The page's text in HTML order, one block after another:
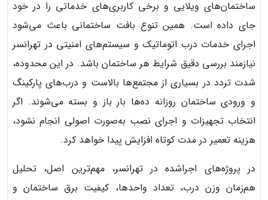
ساختمان‌های ویلایی و برخی کاربری‌های خدماتی را در خود
جای داده است. همین تنوع بافت ساختمانی باعث می‌شود
اجرای خدمات درب اتوماتیک و سیستم‌های امنیتی در تهرانسر
نیازمند بررسی دقیق شرایط هر ساختمان باشد. در این محدوده،
شدت تردد در بسیاری از مجتمع‌ها بالاست و درب‌های پارکینگ
و ورودی ساختمان روزانه ده‌ها بار باز و بسته می‌شوند. اگر
انتخاب تجهیزات و اجرای نصب به‌صورت اصولی انجام نشود،
هزینه تعمیر در مدت کوتاه افزایش پیدا خواهد کرد.
در پروژه‌های اجراشده در تهرانسر، مهم‌ترین اصل، تحلیل
هم‌زمان وزن درب، تعداد واحدها، کیفیت برق ساختمان و